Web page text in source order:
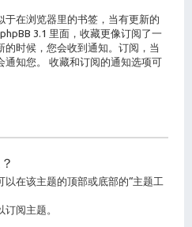
于在浏览器里的书签，当有更新的
3.1 里面，收藏更像订阅了一
时候，您会收到通知。订阅，当
通知您。 收藏和订阅的通知选项可
在该主题的顶部或底部的“主题工
阅主题。